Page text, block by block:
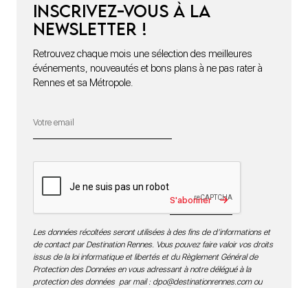
Inscrivez-vous à la
newsletter !
Retrouvez chaque mois une sélection des meilleures
événements, nouveautés et bons plans à ne pas rater à
Rennes et sa Métropole.
S'abonner
Les données récoltées seront utilisées à des fins de d’informations et
de contact par Destination Rennes. Vous pouvez faire valoir vos droits
issus de la loi informatique et libertés et du Règlement Général de
Protection des Données en vous adressant à notre délégué à la
protection des données par mail : dpo@destinationrennes.comou